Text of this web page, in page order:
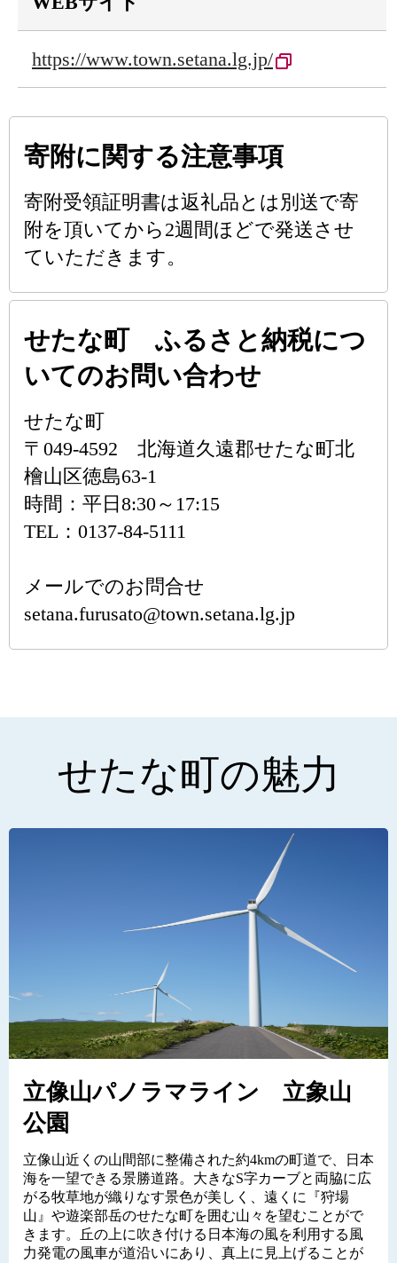
https://www.town.setana.lg.jp/
寄附に関する注意事項
寄附受領証明書は返礼品とは別送で寄
附を頂いてから2週間ほどで発送させ
ていただきます。
せたな町 ふるさと納税につ
いてのお問い合わせ
せたな町
〒049-4592 北海道久遠郡せたな町北
檜山区徳島63-1
時間：平日8:30～17:15
TEL：0137-84-5111
メールでのお問合せ
setana.furusato@town.setana.lg.jp
せたな町の魅力
立像山パノラマライン 立象山
公園
立像山近くの山間部に整備された約4kmの町道で、日本
海を一望できる景勝道路。大きなS字カーブと両脇に広
がる牧草地が織りなす景色が美しく、遠くに『狩場
山』や遊楽部岳のせたな町を囲む山々を望むことがで
きます。丘の上に吹き付ける日本海の風を利用する風
力発電の風車が道沿いにあり、真上に見上げることが